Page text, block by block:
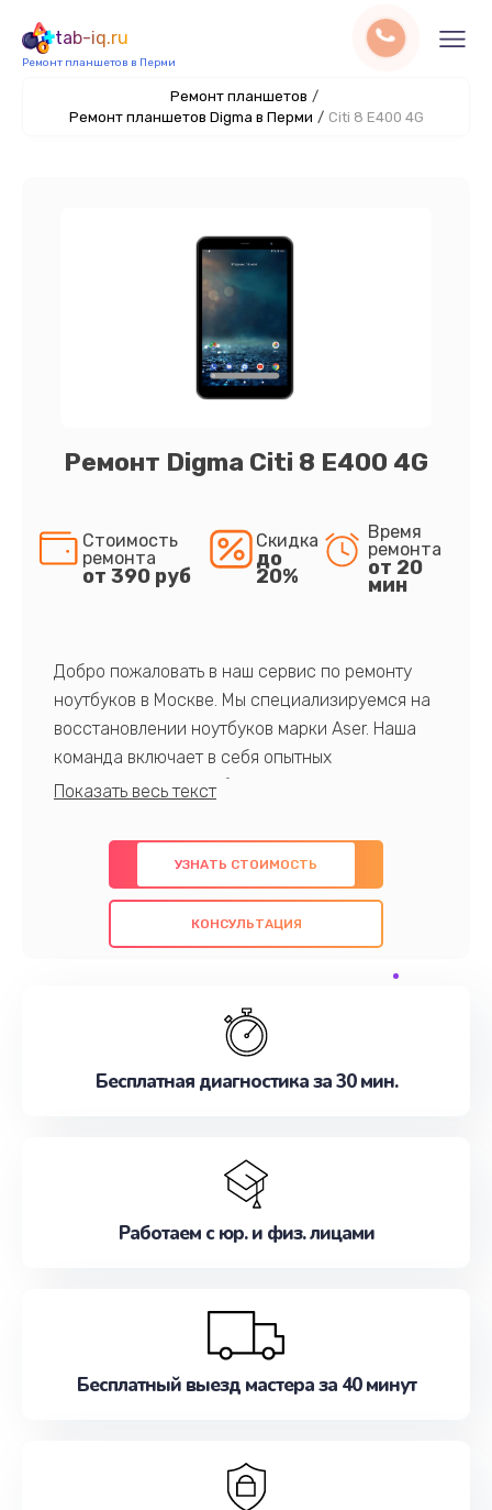
tab-iq.ru
Ремонт планшетов в Перми
Ремонт планшетов /
Ремонт планшетов Digma в Перми / Citi 8 E400 4G
Ремонт Digma Citi 8 E400 4G
Стоимость
ремонта
от 390 руб
Скидка
до
20%
Время
ремонта
от 20
мин
Добро пожаловать в наш сервис по ремонту
ноутбуков в Москве. Мы специализируемся на
восстановлении ноутбуков марки Aser. Наша
команда включает в себя опытных
профессионалов с обширными знаниями и
предлагаем быстрый и качественный ремонт с
использованием оригинальных компонентов, а
также гарантируем качество всех
проведенных работ. Наша цель - предоставить
обслуживание, удовлетворяя их потребности
наилучшим образом. Не медлите записаться на
УЗНАТЬ СТОИМОСТЬ
КОНСУЛЬТАЦИЯ
Бесплатная диагностика за 30 мин.
Работаем с юр. и физ. лицами
Бесплатный выезд мастера за 40 минут